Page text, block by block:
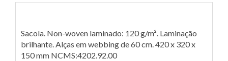
Sacola. Non-woven laminado: 120 g/m². Laminação
brilhante. Alças em webbing de 60 cm. 420 x 320 x
150 mm NCMS:4202.92.00